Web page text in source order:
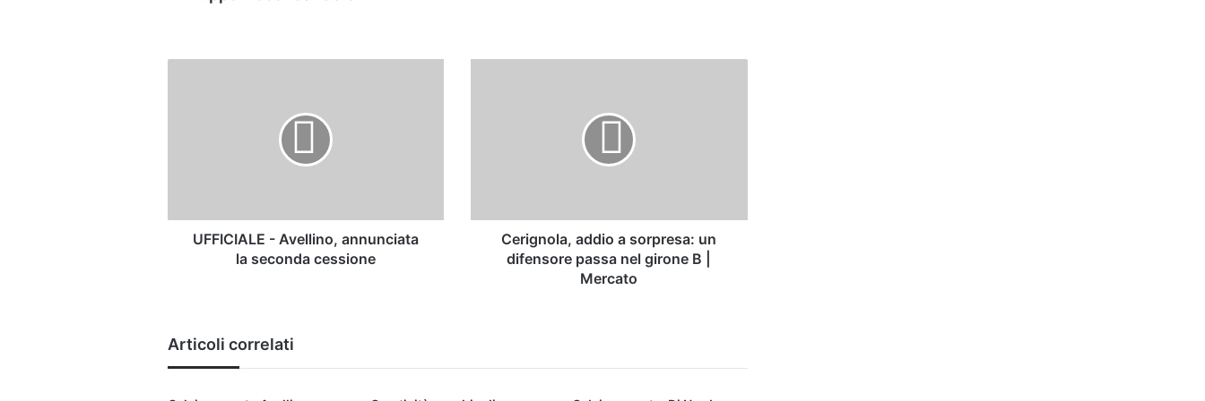
UFFICIALE - Avellino, annunciata
la seconda cessione
girone
Cerignola, addio a sorpresa: un
difensore passa nel girone B |
Mercato
Articoli correlati